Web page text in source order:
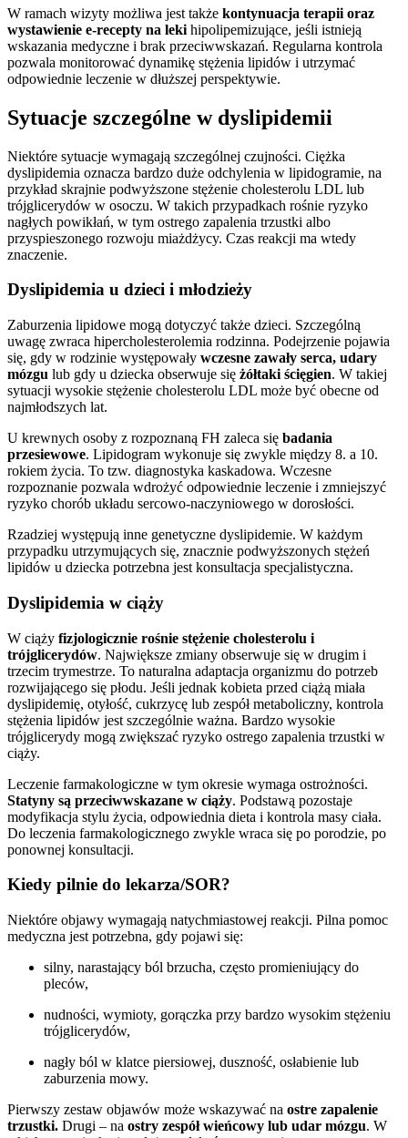
W ramach wizyty możliwa jest także kontynuacja terapii oraz
wystawienie e-recepty na leki hipolipemizujące, jeśli istnieją
wskazania medyczne i brak przeciwwskazań. Regularna kontrola
pozwala monitorować dynamikę stężenia lipidów i utrzymać
odpowiednie leczenie w dłuższej perspektywie.
Sytuacje szczególne w dyslipidemii
Niektóre sytuacje wymagają szczególnej czujności. Ciężka
dyslipidemia oznacza bardzo duże odchylenia w lipidogramie, na
przykład skrajnie podwyższone stężenie cholesterolu LDL lub
trójglicerydów w osoczu. W takich przypadkach rośnie ryzyko
nagłych powikłań, w tym ostrego zapalenia trzustki albo
przyspieszonego rozwoju miażdżycy. Czas reakcji ma wtedy
znaczenie.
Dyslipidemia u dzieci i młodzieży
Zaburzenia lipidowe mogą dotyczyć także dzieci. Szczególną
uwagę zwraca hipercholesterolemia rodzinna. Podejrzenie pojawia
się, gdy w rodzinie występowały wczesne zawały serca, udary
mózgu lub gdy u dziecka obserwuje się żółtaki ścięgien. W takiej
sytuacji wysokie stężenie cholesterolu LDL może być obecne od
najmłodszych lat.
U krewnych osoby z rozpoznaną FH zaleca się badania
przesiewowe. Lipidogram wykonuje się zwykle między 8. a 10.
rokiem życia. To tzw. diagnostyka kaskadowa. Wczesne
rozpoznanie pozwala wdrożyć odpowiednie leczenie i zmniejszyć
ryzyko chorób układu sercowo-naczyniowego w dorosłości.
Rzadziej występują inne genetyczne dyslipidemie. W każdym
przypadku utrzymujących się, znacznie podwyższonych stężeń
lipidów u dziecka potrzebna jest konsultacja specjalistyczna.
Dyslipidemia w ciąży
W ciąży fizjologicznie rośnie stężenie cholesterolu i
trójglicerydów. Największe zmiany obserwuje się w drugim i
trzecim trymestrze. To naturalna adaptacja organizmu do potrzeb
rozwijającego się płodu. Jeśli jednak kobieta przed ciążą miała
dyslipidemię, otyłość, cukrzycę lub zespół metaboliczny, kontrola
stężenia lipidów jest szczególnie ważna. Bardzo wysokie
trójglicerydy mogą zwiększać ryzyko ostrego zapalenia trzustki w
ciąży.
Leczenie farmakologiczne w tym okresie wymaga ostrożności.
Statyny są przeciwwskazane w ciąży. Podstawą pozostaje
modyfikacja stylu życia, odpowiednia dieta i kontrola masy ciała.
Do leczenia farmakologicznego zwykle wraca się po porodzie, po
ponownej konsultacji.
Kiedy pilnie do lekarza/SOR?
Niektóre objawy wymagają natychmiastowej reakcji. Pilna pomoc
medyczna jest potrzebna, gdy pojawi się:
silny, narastający ból brzucha, często promieniujący do
pleców,
nudności, wymioty, gorączka przy bardzo wysokim stężeniu
trójglicerydów,
nagły ból w klatce piersiowej, duszność, osłabienie lub
zaburzenia mowy.
Pierwszy zestaw objawów może wskazywać na ostre zapalenie
trzustki. Drugi – na ostry zespół wieńcowy lub udar mózgu. W